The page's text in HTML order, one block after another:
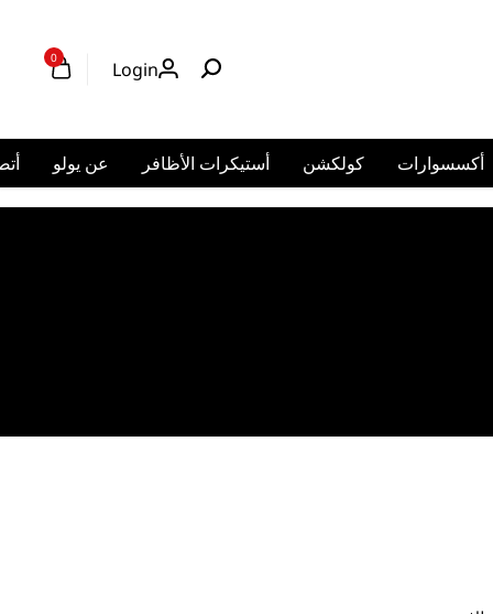
عن يولو أتصل بنا حسابي العربية